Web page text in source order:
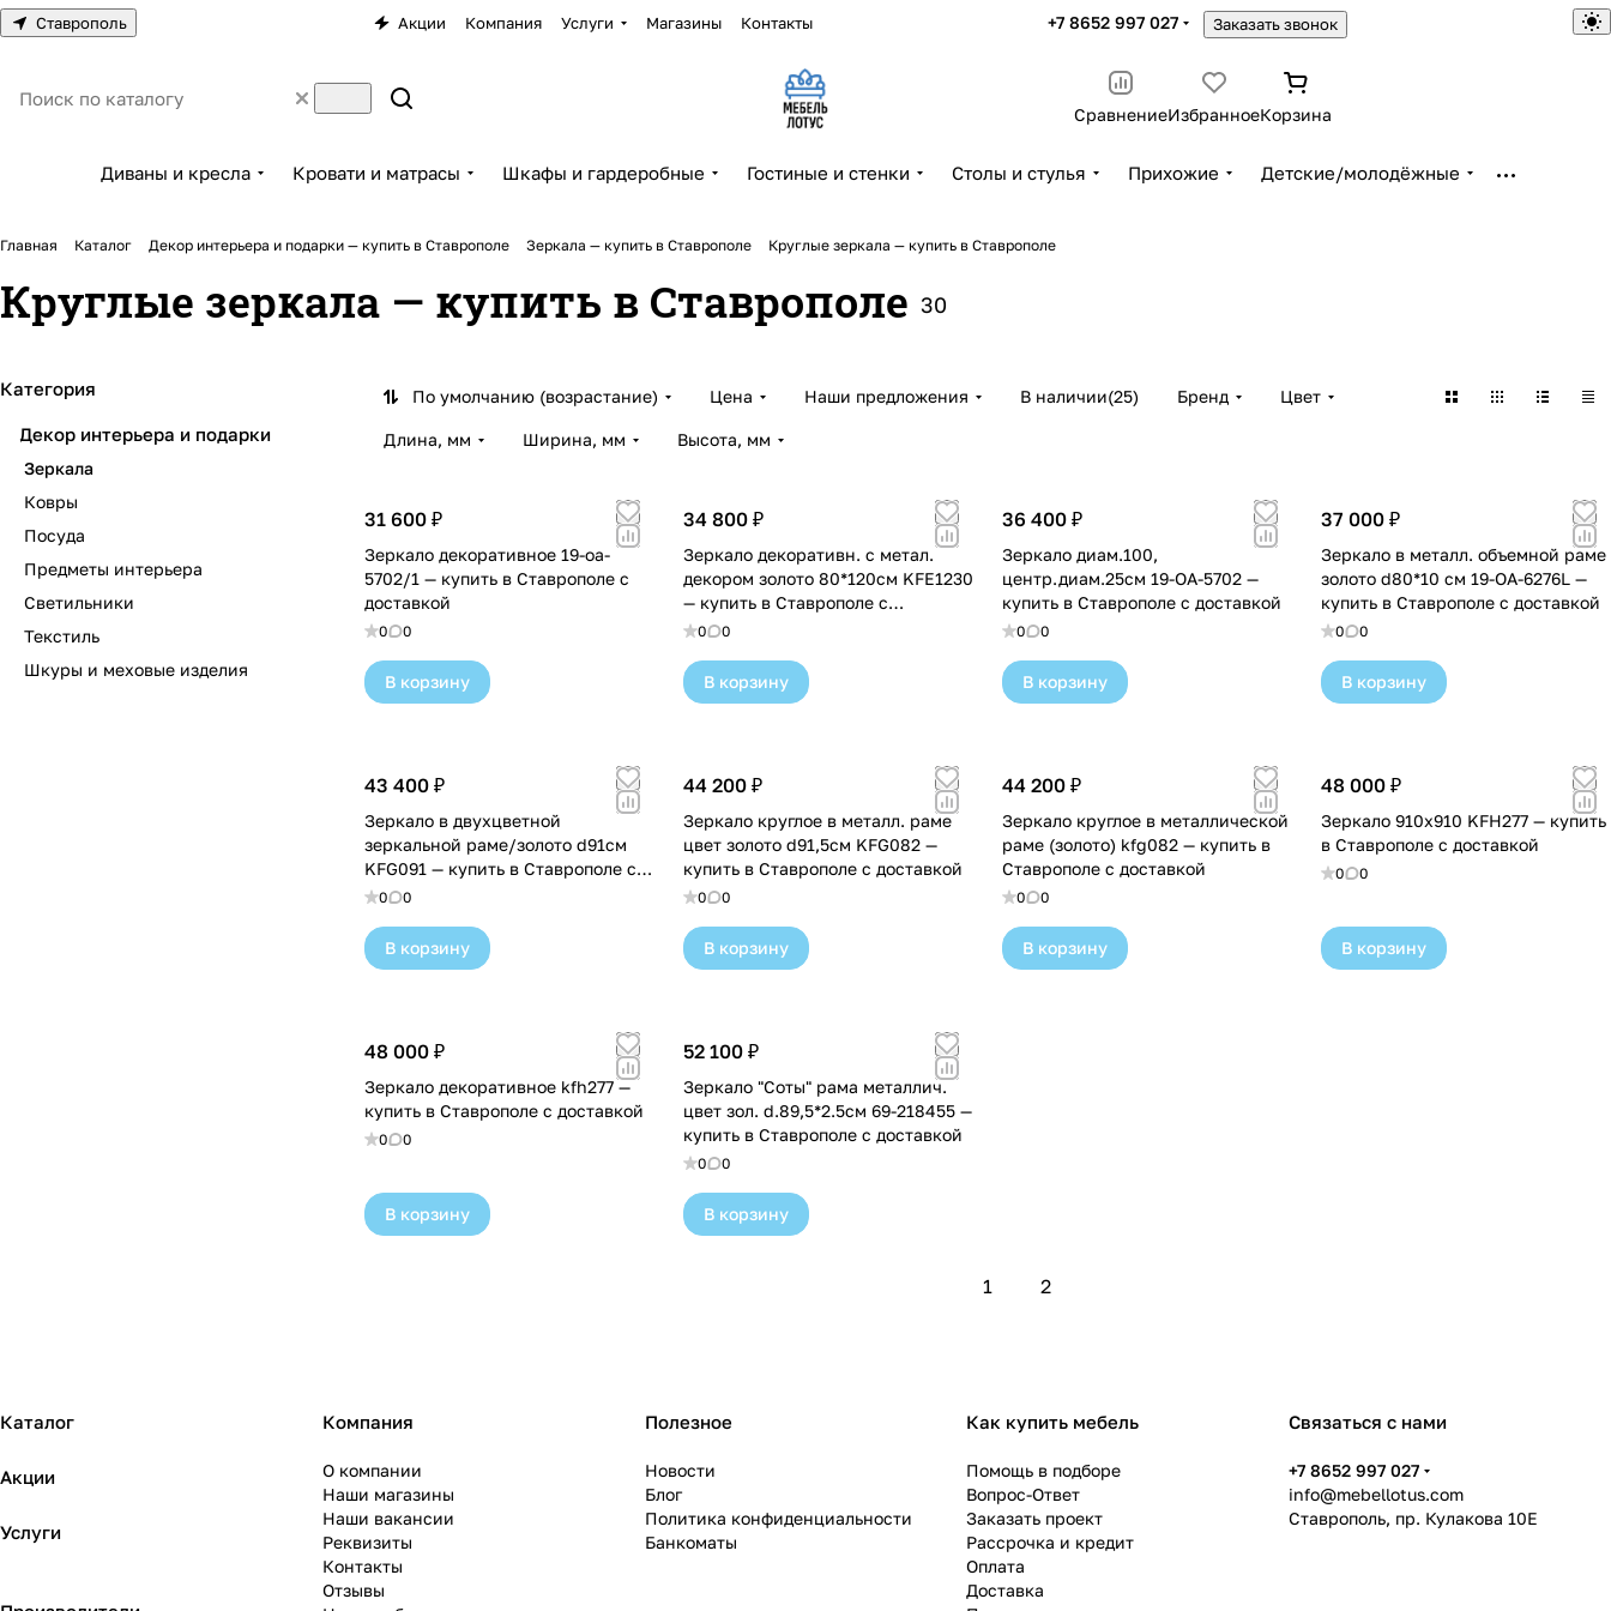
Ставрополь Акции Компания Услуги Магазины Контакты +7 8652 997 027 Заказать звонок
СравнениеИзбранноеКорзина
Диваны и кресла Кровати и матрасы Шкафы и гардеробные Гостиные и стенки Столы и стулья Прихожие Детские/молодёжные
Главная Каталог Декор интерьера и подарки — купить в Ставрополе Зеркала — купить в Ставрополе Круглые зеркала — купить в Ставрополе
Круглые зеркала — купить в Ставрополе 30
По умолчанию (возрастание) Цена Наши предложения В наличии(25) Бренд Цвет
Длина, мм Ширина, мм Высота, мм
31 600 ₽
Зеркало декоративное 19-oa-
5702/1 — купить в Ставрополе с
доставкой
0 0
В корзину
34 800 ₽
Зеркало декоративн. с метал.
декором золото 80*120см KFE1230
— купить в Ставрополе с
доставкой
0 0
В корзину
36 400 ₽
Зеркало диам.100,
центр.диам.25см 19-OA-5702 —
купить в Ставрополе с доставкой
0 0
В корзину
37 000 ₽
Зеркало в металл. объемной раме
золото d80*10 см 19-OA-6276L —
купить в Ставрополе с доставкой
0 0
В корзину
43 400 ₽
Зеркало в двухцветной
зеркальной раме/золото d91см
KFG091 — купить в Ставрополе с
доставкой
0 0
В корзину
44 200 ₽
Зеркало круглое в металл. раме
цвет золото d91,5см KFG082 —
купить в Ставрополе с доставкой
0 0
В корзину
44 200 ₽
Зеркало круглое в металлической
раме (золото) kfg082 — купить в
Ставрополе с доставкой
0 0
В корзину
48 000 ₽
Зеркало 910х910 KFH277 — купить
в Ставрополе с доставкой
0 0
В корзину
48 000 ₽
Зеркало декоративное kfh277 —
купить в Ставрополе с доставкой
0 0
В корзину
52 100 ₽
Зеркало "Соты" рама металлич.
цвет зол. d.89,5*2.5см 69-218455 —
купить в Ставрополе с доставкой
0 0
В корзину
1 2
Категория
Декор интерьера и подарки
Зеркала
Ковры
Посуда
Предметы интерьера
Светильники
Текстиль
Шкуры и меховые изделия
Каталог
Акции
Услуги
Компания
О компании
Наши магазины
Наши вакансии
Реквизиты
Контакты
Отзывы
Полезное
Новости
Блог
Политика конфиденциальности
Банкоматы
Как купить мебель
Помощь в подборе
Вопрос-Ответ
Заказать проект
Рассрочка и кредит
Оплата
Доставка
Связаться с нами
+7 8652 997 027
info@mebellotus.com
Ставрополь, пр. Кулакова 10Е